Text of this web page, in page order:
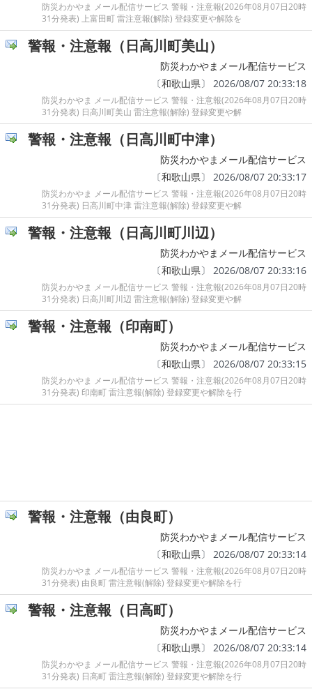
防災わかやま メール配信サービス 警報・注意報(2026年08月07日20時
31分発表) 上富田町 雷注意報(解除) 登録変更や解除を
警報・注意報（日高川町美山）
防災わかやまメール配信サービス
〔和歌山県〕 2026/08/07 20:33:18
防災わかやま メール配信サービス 警報・注意報(2026年08月07日20時
31分発表) 日高川町美山 雷注意報(解除) 登録変更や解
警報・注意報（日高川町中津）
防災わかやまメール配信サービス
〔和歌山県〕 2026/08/07 20:33:17
防災わかやま メール配信サービス 警報・注意報(2026年08月07日20時
31分発表) 日高川町中津 雷注意報(解除) 登録変更や解
警報・注意報（日高川町川辺）
防災わかやまメール配信サービス
〔和歌山県〕 2026/08/07 20:33:16
防災わかやま メール配信サービス 警報・注意報(2026年08月07日20時
31分発表) 日高川町川辺 雷注意報(解除) 登録変更や解
警報・注意報（印南町）
防災わかやまメール配信サービス
〔和歌山県〕 2026/08/07 20:33:15
防災わかやま メール配信サービス 警報・注意報(2026年08月07日20時
31分発表) 印南町 雷注意報(解除) 登録変更や解除を行
警報・注意報（由良町）
防災わかやまメール配信サービス
〔和歌山県〕 2026/08/07 20:33:14
防災わかやま メール配信サービス 警報・注意報(2026年08月07日20時
31分発表) 由良町 雷注意報(解除) 登録変更や解除を行
警報・注意報（日高町）
防災わかやまメール配信サービス
〔和歌山県〕 2026/08/07 20:33:14
防災わかやま メール配信サービス 警報・注意報(2026年08月07日20時
31分発表) 日高町 雷注意報(解除) 登録変更や解除を行